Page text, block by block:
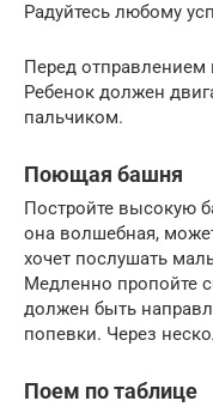
Радуйтесь любому
Перед отправлением
Ребенок должен
пальчиком.
Поющая башня
Постройте высокую
она волшебная,
хочет послушать
Медленно пропойте
должен быть
попевки. Через
Поем по таблице